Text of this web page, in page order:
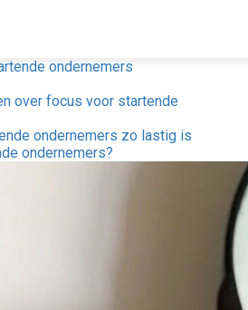
ondernemers
over focus voor startende
ondernemers zo lastig is
ondernemers?